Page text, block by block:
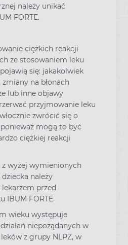
należy unikać
FORTE.
ciężkich reakcji
ze stosowaniem leku
pojawią się: jakakolwiek
na błonach
lub inne objawy
przyjmowanie leku
zwrócić się o
mogą to być
ciężkiej reakcji
wyżej wymienionych
należy
przed
IBUM FORTE.
wieku występuje
niepożądanych w
z grupy NLPZ, w